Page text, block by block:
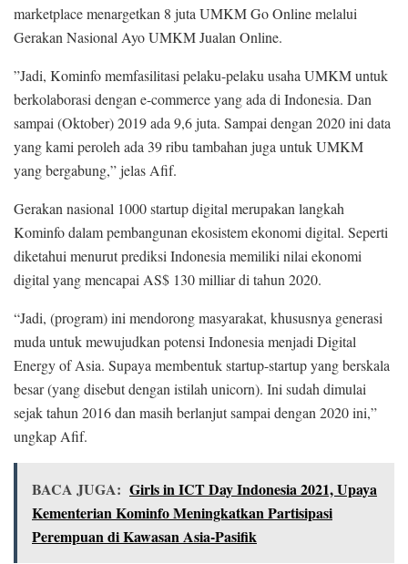
marketplace menargetkan 8 juta UMKM Go Online melalui
Gerakan Nasional Ayo UMKM Jualan Online.
”Jadi, Kominfo memfasilitasi pelaku-pelaku usaha UMKM untuk
berkolaborasi dengan e-commerce yang ada di Indonesia. Dan
sampai (Oktober) 2019 ada 9,6 juta. Sampai dengan 2020 ini data
yang kami peroleh ada 39 ribu tambahan juga untuk UMKM
yang bergabung,” jelas Afif.
Gerakan nasional 1000 startup digital merupakan langkah
Kominfo dalam pembangunan ekosistem ekonomi digital. Seperti
diketahui menurut prediksi Indonesia memiliki nilai ekonomi
digital yang mencapai AS$ 130 milliar di tahun 2020.
“Jadi, (program) ini mendorong masyarakat, khususnya generasi
muda untuk mewujudkan potensi Indonesia menjadi Digital
Energy of Asia. Supaya membentuk startup-startup yang berskala
besar (yang disebut dengan istilah unicorn). Ini sudah dimulai
sejak tahun 2016 dan masih berlanjut sampai dengan 2020 ini,”
ungkap Afif.
BACA JUGA: Girls in ICT Day Indonesia 2021, Upaya
Kementerian Kominfo Meningkatkan Partisipasi
Perempuan di Kawasan Asia-Pasifik